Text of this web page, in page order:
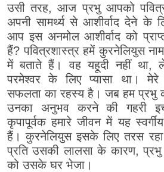
उसी तरह, आज प्रभु आपको
अपनी सामर्थ्य से आशीर्वाद देने के
आप इस अनमोल आशीर्वाद को
हैं? पवित्रशास्त्र हमें कुरनेलियुस
में बताते हैं। वह यहूदी नहीं था,
परमेश्वर के लिए प्यासा था।
सफलता का रहस्य है। जब हम
उनका अनुभव करने की गहरी
कृपापूर्वक हमारे जीवन में यह
हैं। कुरनेलियुस इसके लिए तरस
प्रति उसकी लालसा के कारण,
को उसके घर भेजा।